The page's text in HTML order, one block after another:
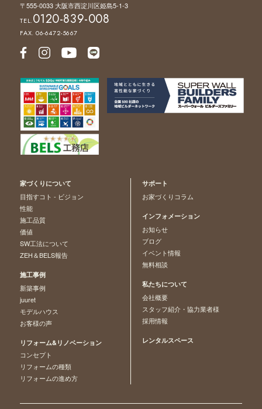
〒555-0033 大阪市西淀川区姫島5-1-3
TEL.0120-839-008
FAX. 06-6472-5667
家づくりについて
目指すコト - ビジョン
性能
施工品質
価値
SW工法について
ZEH＆BELS報告
施工事例
新築事例
juuret
モデルハウス
お客様の声
リフォーム&リノベーション
コンセプト
リフォームの種類
リフォームの進め方
サポート
お家づくりコラム
インフォメーション
お知らせ
ブログ
イベント情報
無料相談
私たちについて
会社概要
スタッフ紹介・協力業者様
採用情報
レンタルスペース